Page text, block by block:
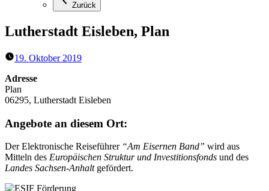
Zurück
Lutherstadt Eisleben, Plan
19. Oktober 2019
Adresse
Plan
06295, Lutherstadt Eisleben
Angebote an diesem Ort:
Der Elektronische Reiseführer “Am Eisernen Band” wird aus
Mitteln des Europäischen Struktur und Investitionsfonds und des
Landes Sachsen-Anhaltgefördert.